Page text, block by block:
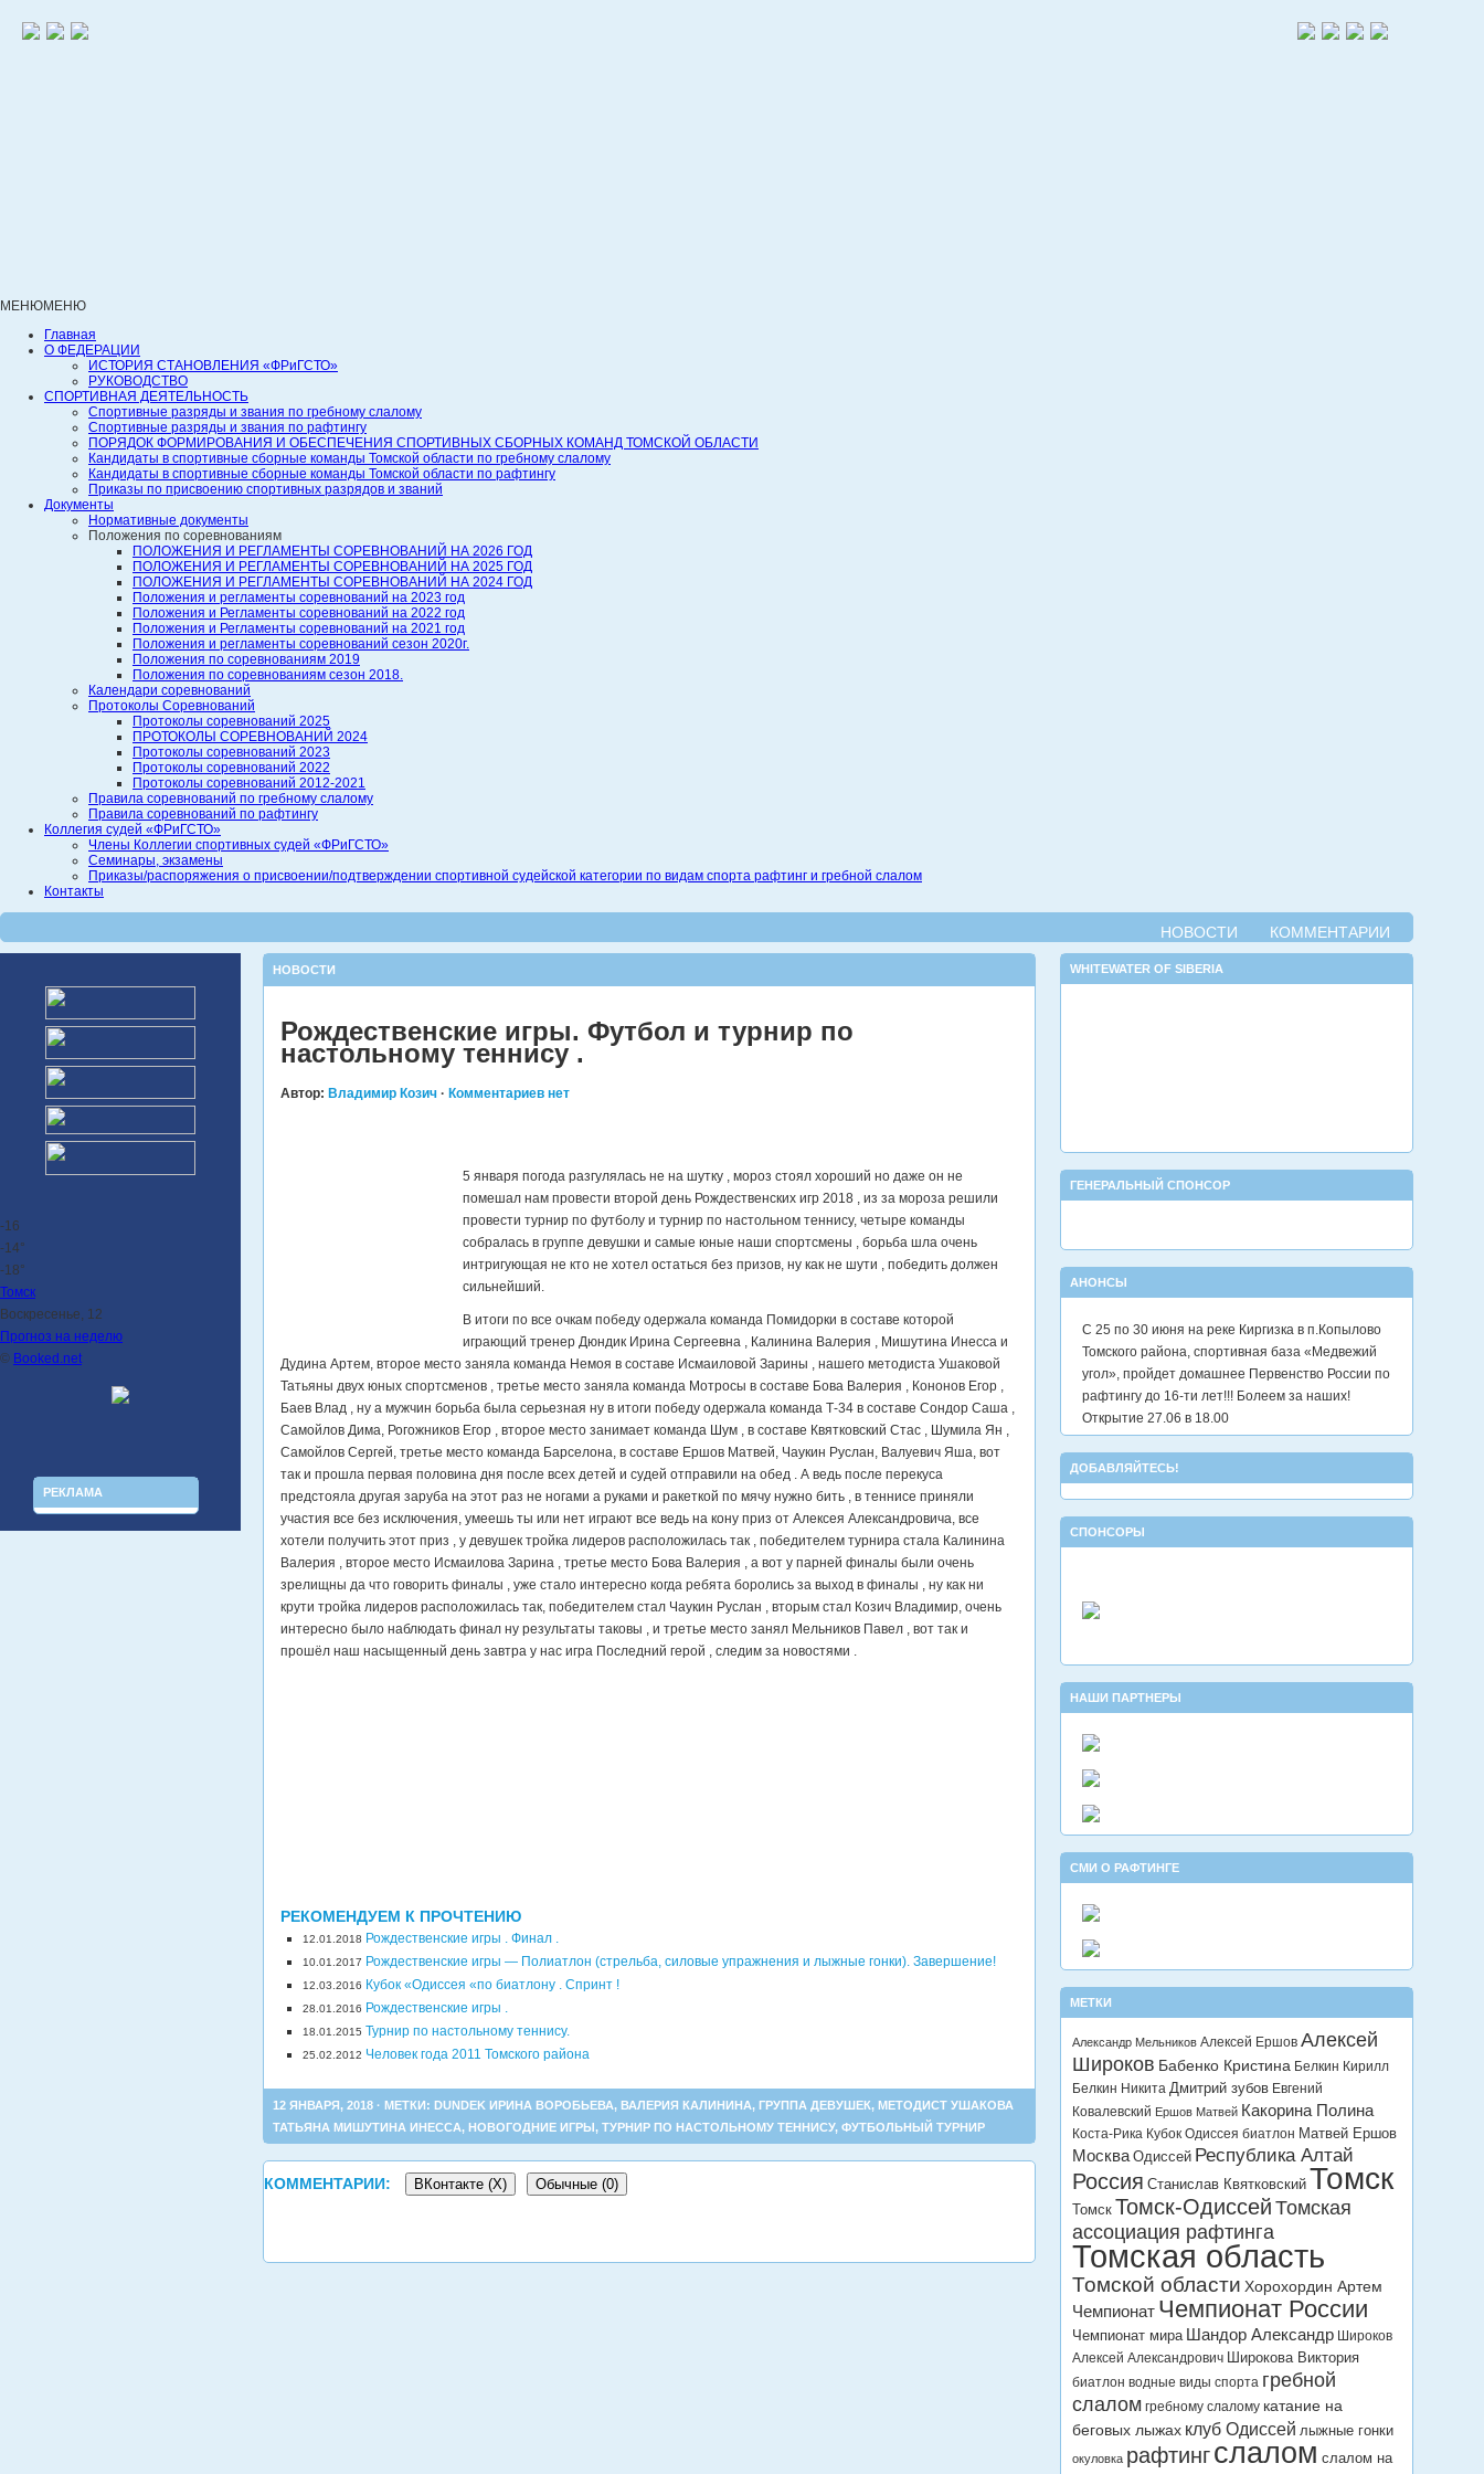
МЕНЮМЕНЮ
Главная
О ФЕДЕРАЦИИ
ИСТОРИЯ СТАНОВЛЕНИЯ «ФРиГСТО»
РУКОВОДСТВО
СПОРТИВНАЯ ДЕЯТЕЛЬНОСТЬ
Спортивные разряды и звания по гребному слалому
Спортивные разряды и звания по рафтингу
ПОРЯДОК ФОРМИРОВАНИЯ И ОБЕСПЕЧЕНИЯ СПОРТИВНЫХ СБОРНЫХ КОМАНД ТОМСКОЙ ОБЛАСТИ
Кандидаты в спортивные сборные команды Томской области по гребному слалому
Кандидаты в спортивные сборные команды Томской области по рафтингу
Приказы по присвоению спортивных разрядов и званий
Документы
Нормативные документы
Положения по соревнованиям
ПОЛОЖЕНИЯ И РЕГЛАМЕНТЫ СОРЕВНОВАНИЙ НА 2026 ГОД
ПОЛОЖЕНИЯ И РЕГЛАМЕНТЫ СОРЕВНОВАНИЙ НА 2025 ГОД
ПОЛОЖЕНИЯ И РЕГЛАМЕНТЫ СОРЕВНОВАНИЙ НА 2024 ГОД
Положения и регламенты соревнований на 2023 год
Положения и Регламенты соревнований на 2022 год
Положения и Регламенты соревнований на 2021 год
Положения и регламенты соревнований сезон 2020г.
Положения по соревнованиям 2019
Положения по соревнованиям сезон 2018.
Календари соревнований
Протоколы Соревнований
Протоколы соревнований 2025
ПРОТОКОЛЫ СОРЕВНОВАНИЙ 2024
Протоколы соревнований 2023
Протоколы соревнований 2022
Протоколы соревнований 2012-2021
Правила соревнований по гребному слалому
Правила соревнований по рафтингу
Коллегия судей «ФРиГСТО»
Члены Коллегии спортивных судей «ФРиГСТО»
Семинары, экзамены
Приказы/распоряжения о присвоении/подтверждении спортивной судейской категории по видам спорта рафтинг и гребной слалом
Контакты
НОВОСТИ КОММЕНТАРИИ
-16
-14°
-18°
Томск
Воскресенье, 12
Прогноз на неделю
© Booked.net
РЕКЛАМА
НОВОСТИ
Рождественские игры. Футбол и турнир по
настольному теннису .
Автор: Владимир Козич · Комментариев нет
5 января погода разгулялась не на шутку , мороз стоял хороший но даже он не
помешал нам провести второй день Рождественских игр 2018 , из за мороза решили
провести турнир по футболу и турнир по настольном теннису, четыре команды
собралась в группе девушки и самые юные наши спортсмены , борьба шла очень
интригующая не кто не хотел остаться без призов, ну как не шути , победить должен
сильнейший.
В итоги по все очкам победу одержала команда Помидорки в составе которой
играющий тренер Дюндик Ирина Сергеевна , Калинина Валерия , Мишутина Инесса и
Дудина Артем, второе место заняла команда Немоя в составе Исмаиловой Зарины , нашего методиста Ушаковой
Татьяны двух юных спортсменов , третье место заняла команда Мотросы в составе Бова Валерия , Кононов Егор ,
Баев Влад , ну а мужчин борьба была серьезная ну в итоги победу одержала команда Т-34 в составе Сондор Саша ,
Самойлов Дима, Рогожников Егор , второе место занимает команда Шум , в составе Квятковский Стас , Шумила Ян ,
Самойлов Сергей, третье место команда Барселона, в составе Ершов Матвей, Чаукин Руслан, Валуевич Яша, вот
так и прошла первая половина дня после всех детей и судей отправили на обед . А ведь после перекуса
предстояла другая заруба на этот раз не ногами а руками и ракеткой по мячу нужно бить , в теннисе приняли
участия все без исключения, умеешь ты или нет играют все ведь на кону приз от Алексея Александровича, все
хотели получить этот приз , у девушек тройка лидеров расположилась так , победителем турнира стала Калинина
Валерия , второе место Исмаилова Зарина , третье место Бова Валерия , а вот у парней финалы были очень
зрелищны да что говорить финалы , уже стало интересно когда ребята боролись за выход в финалы , ну как ни
крути тройка лидеров расположилась так, победителем стал Чаукин Руслан , вторым стал Козич Владимир, очень
интересно было наблюдать финал ну результаты таковы , и третье место занял Мельников Павел , вот так и
прошёл наш насыщенный день завтра у нас игра Последний герой , следим за новостями .
РЕКОМЕНДУЕМ К ПРОЧТЕНИЮ
12.01.2018 Рождественские игры . Финал .
10.01.2017 Рождественские игры — Полиатлон (стрельба, силовые упражнения и лыжные гонки). Завершение!
12.03.2016 Кубок «Одиссея «по биатлону . Спринт !
28.01.2016 Рождественские игры .
18.01.2015 Турнир по настольному теннису.
25.02.2012 Человек года 2011 Томского района
12 ЯНВАРЯ, 2018 · МЕТКИ: DUNDEK ИРИНА ВОРОБЬЕВА, ВАЛЕРИЯ КАЛИНИНА, ГРУППА ДЕВУШЕК, МЕТОДИСТ УШАКОВА
ТАТЬЯНА МИШУТИНА ИНЕССА, НОВОГОДНИЕ ИГРЫ, ТУРНИР ПО НАСТОЛЬНОМУ ТЕННИСУ, ФУТБОЛЬНЫЙ ТУРНИР
КОММЕНТАРИИ: ВКонтакте (X) Обычные (0)
WHITEWATER OF SIBERIA
ГЕНЕРАЛЬНЫЙ СПОНСОР
АНОНСЫ
С 25 по 30 июня на реке Киргизка в п.Копылово
Томского района, спортивная база «Медвежий
угол», пройдет домашнее Первенство России по
рафтингу до 16-ти лет!!! Болеем за наших!
Открытие 27.06 в 18.00
ДОБАВЛЯЙТЕСЬ!
СПОНСОРЫ
НАШИ ПАРТНЕРЫ
СМИ О РАФТИНГЕ
МЕТКИ
Александр Мельников Алексей Ершов Алексей
Широков Бабенко Кристина Белкин Кирилл
Белкин Никита Дмитрий зубов Евгений
Ковалевский Ершов Матвей Какорина Полина
Коста-Рика Кубок Одиссея биатлон Матвей Ершов
Москва Одиссей Республика Алтай
Россия Станислав Квятковский Томск
Томск Томск-Одиссей Томская
ассоциация рафтинга
Томская область
Томской области Хорохордин Артем
Чемпионат Чемпионат России
Чемпионат мира Шандор Александр Широков
Алексей Александрович Широкова Виктория
биатлон водные виды спорта гребной
слалом гребному слалому катание на
беговых лыжах клуб Одиссей лыжные гонки
окуловка рафтингслалом слалом на